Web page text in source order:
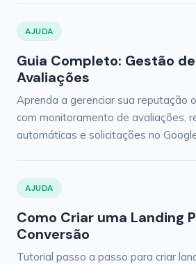
AJUDA
Guia Completo: Gestão
Avaliações
Aprenda a gerenciar sua reputação
com monitoramento de avaliações,
automáticas e solicitações no
AJUDA
Como Criar uma Landing
Conversão
Tutorial passo a passo para criar